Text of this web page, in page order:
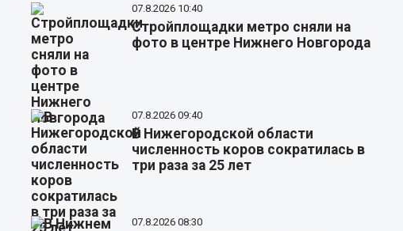
07.8.2026 10:40
Стройплощадки метро сняли на
фото в центре Нижнего Новгорода
07.8.2026 09:40
В Нижегородской области
численность коров сократилась в
три раза за 25 лет
07.8.2026 08:30